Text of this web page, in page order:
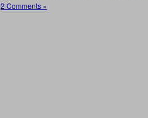
2 Comments »